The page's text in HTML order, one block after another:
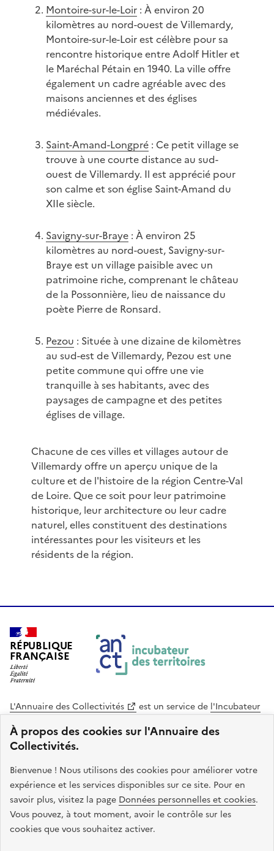
À propos des cookies sur l'Annuaire des
Collectivités.
Bienvenue ! Nous utilisons des cookies pour améliorer votre
expérience et les services disponibles sur ce site. Pour en
savoir plus, visitez la page Données personnelles et cookies.
Vous pouvez, à tout moment, avoir le contrôle sur les
cookies que vous souhaitez activer.
Montoire-sur-le-Loir: À environ 20
kilomètres au nord-ouest de Villemardy,
Montoire-sur-le-Loir est célèbre pour sa
rencontre historique entre Adolf Hitler et
le Maréchal Pétain en 1940. La ville offre
également un cadre agréable avec des
maisons anciennes et des églises
médiévales.
Saint-Amand-Longpré: Ce petit village se
trouve à une courte distance au sud-
ouest de Villemardy. Il est apprécié pour
son calme et son église Saint-Amand du
XIIe siècle.
Savigny-sur-Braye: À environ 25
kilomètres au nord-ouest, Savigny-sur-
Braye est un village paisible avec un
patrimoine riche, comprenant le château
de la Possonnière, lieu de naissance du
poète Pierre de Ronsard.
Pezou : Située à une dizaine de kilomètres
au sud-est de Villemardy, Pezou est une
petite commune qui offre une vie
tranquille à ses habitants, avec des
paysages de campagne et des petites
églises de village.
Chacune de ces villes et villages autour de
Villemardy offre un aperçu unique de la
culture et de l'histoire de la région Centre-Val
de Loire. Que ce soit pour leur patrimoine
historique, leur architecture ou leur cadre
naturel, elles constituent des destinations
intéressantes pour les visiteurs et les
résidents de la région.
RÉPUBLIQUE
FRANÇAISE
L'Annuaire des Collectivités est un service de l'Incubateur
des Territoires
Cohésion des Territoires
. Le code source de ce site web
est disponible en licence libre. Le design de ce site est conçu
avec le système de design de l’État.
legifrance.gouv.fr
info.gouv.fr
service-public.gouv.fr
data.gouv.fr